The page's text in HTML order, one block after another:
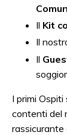
Il Kit
Il
Il
I primi
contenti del
rassicurante